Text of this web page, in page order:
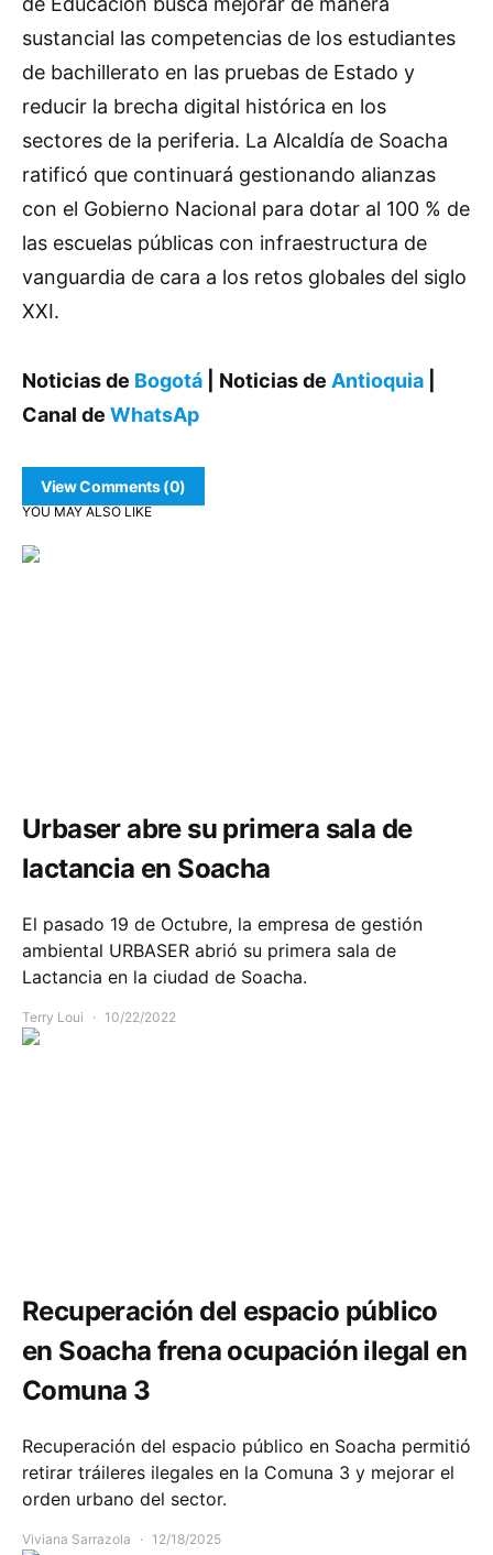
sustancial las competencias de los estudiantes
de bachillerato en las pruebas de Estado y
reducir la brecha digital histórica en los
sectores de la periferia. La Alcaldía de Soacha
ratificó que continuará gestionando alianzas
con el Gobierno Nacional para dotar al 100 % de
las escuelas públicas con infraestructura de
vanguardia de cara a los retos globales del siglo
XXI.
Noticias de Bogotá | Noticias de Antioquia
Canal de WhatsAp
View Comments (0)
YOU MAY ALSO LIKE
Urbaser abre su primera sala de
lactancia en Soacha
El pasado 19 de Octubre, la empresa de gestión
ambiental URBASER abrió su primera sala de
Lactancia en la ciudad de Soacha.
Terry Loui 10/22/2022
Recuperación del espacio público
en Soacha frena ocupación ilegal en
Comuna 3
Recuperación del espacio público en Soacha permitió
retirar tráileres ilegales en la Comuna 3 y mejorar el
orden urbano del sector.
Viviana Sarrazola 12/18/2025